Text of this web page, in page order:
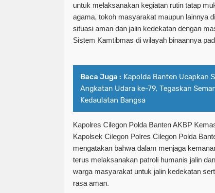
untuk melaksanakan kegiatan rutin tatap
agama, tokoh masyarakat maupun lainnya
situasi aman dan jalin kedekatan dengan
Sistem Kamtibmas di wilayah binaannya
Baca Juga : Kapolda Banten Ucapkan
Angkatan Udara ke-79, Tegaskan
Kedaulatan Bangsa
Kapolres Cilegon Polda Banten AKBP
Kapolsek Cilegon Polres Cilegon Polda
mengatakan bahwa dalam menjaga
terus melaksanakan patroli humanis jalin
warga masyarakat untuk jalin kedekatan
rasa aman.